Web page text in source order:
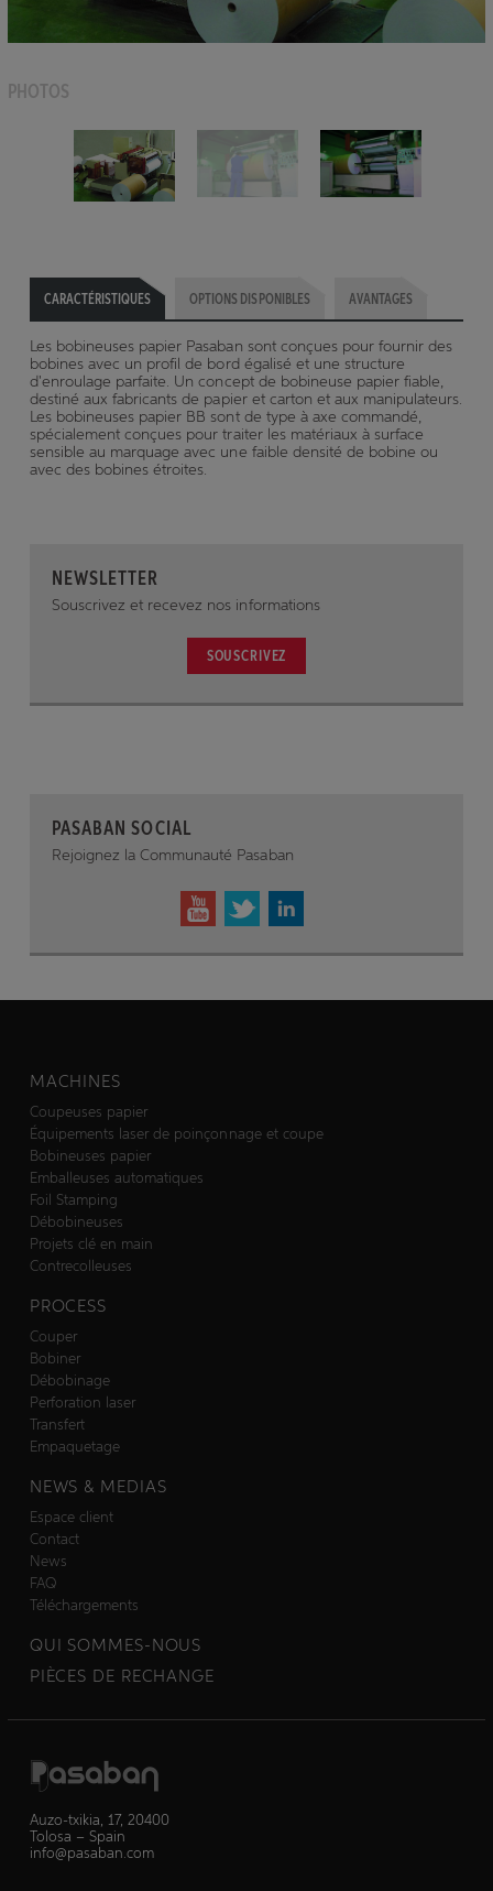
PHOTOS
CARACTÉRISTIQUES OPTIONS DISPONIBLES AVANTAGES
Les bobineuses papier Pasaban sont conçues pour fournir des
bobines avec un profil de bord égalisé et une structure
d'enroulage parfaite. Un concept de bobineuse papier fiable,
destiné aux fabricants de papier et carton et aux manipulateurs.
Les bobineuses papier BB sont de type à axe commandé,
spécialement conçues pour traiter les matériaux à surface
sensible au marquage avec une faible densité de bobine ou
avec des bobines étroites.
NEWSLETTER
Souscrivez et recevez nos informations
SOUSCRIVEZ
PASABAN SOCIAL
Rejoignez la Communauté Pasaban
MACHINES
Coupeuses papier
Équipements laser de poinçonnage et coupe
Bobineuses papier
Emballeuses automatiques
Foil Stamping
Débobineuses
Projets clé en main
Contrecolleuses
PROCESS
Couper
Bobiner
Débobinage
Perforation laser
Transfert
Empaquetage
NEWS & MEDIAS
Espace client
Contact
News
FAQ
Téléchargements
QUI SOMMES-NOUS
PIÈCES DE RECHANGE
Auzo-txikia, 17, 20400
Tolosa – Spain
info@pasaban.com